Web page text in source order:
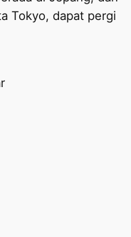
Tokyo, dapat pergi